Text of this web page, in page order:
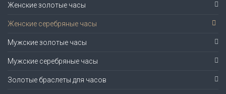
Женские золотые часы
Женские серебряные часы
Мужские золотые часы
Мужские серебряные часы
Золотые браслеты для часов